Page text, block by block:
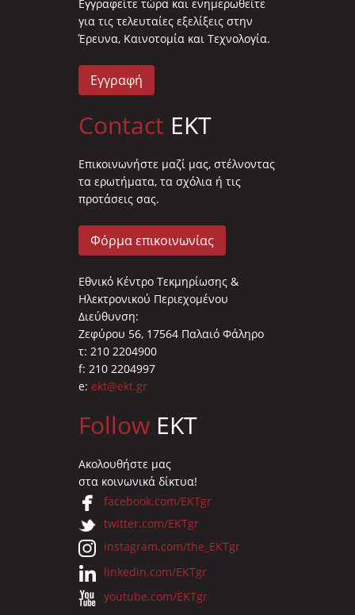
Eγγραφείτε τώρα και ενημερωθείτε
για τις τελευταίες εξελίξεις στην
Έρευνα, Καινοτομία και Τεχνολογία.
Εγγραφή
Contact EKT
Επικοινωνήστε μαζί μας, στέλνοντας
τα ερωτήματα, τα σχόλια ή τις
προτάσεις σας.
Φόρμα επικοινωνίας
Εθνικό Κέντρο Τεκμηρίωσης &
Ηλεκτρονικού Περιεχομένου
Διεύθυνση:
Ζεφύρου 56, 17564 Παλαιό Φάληρο
τ: 210 2204900
f: 210 2204997
e: ekt@ekt.gr
Follow EKT
Ακολουθήστε μας
στα κοινωνικά δίκτυα!
facebook.com/EKTgr
twitter.com/EKTgr
instagram.com/the_EKTgr
linkedin.com/EKTgr
youtube.com/EKTgr